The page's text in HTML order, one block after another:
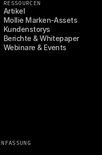
RESSOURCEN
Artikel
Mollie Marken-Assets
Kundenstorys
Berichte & Whitepaper
Webinare & Events